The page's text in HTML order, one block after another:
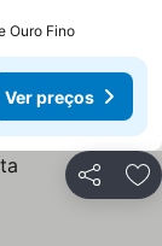
Ouro Fino
Ver preços
Partilhar